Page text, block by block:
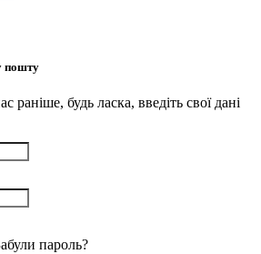
пошту
будь ласка, введіть свої дані
пароль?